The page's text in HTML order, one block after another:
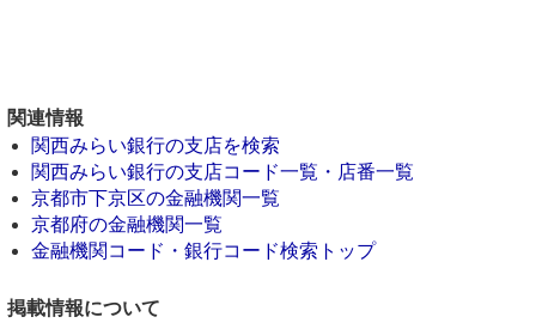
関連情報
関西みらい銀行の支店を検索
関西みらい銀行の支店コード一覧・店番一覧
京都市下京区の金融機関一覧
京都府の金融機関一覧
金融機関コード・銀行コード検索トップ
掲載情報について